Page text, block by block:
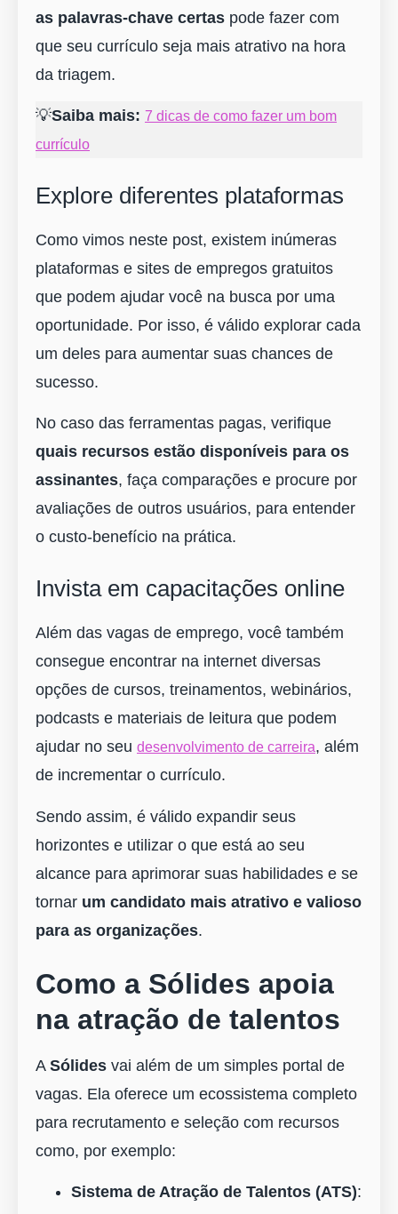
as palavras-chave certas pode fazer com
que seu currículo seja mais atrativo na hora
da triagem.
💡Saiba mais: 7 dicas de como fazer um bom
currículo
Explore diferentes plataformas
Como vimos neste post, existem inúmeras
plataformas e sites de empregos gratuitos
que podem ajudar você na busca por uma
oportunidade. Por isso, é válido explorar cada
um deles para aumentar suas chances de
sucesso.
No caso das ferramentas pagas, verifique
quais recursos estão disponíveis para os
assinantes, faça comparações e procure por
avaliações de outros usuários, para entender
o custo-benefício na prática.
Invista em capacitações online
Além das vagas de emprego, você também
consegue encontrar na internet diversas
opções de cursos, treinamentos, webinários,
podcasts e materiais de leitura que podem
ajudar no seu desenvolvimento de carreira, além
de incrementar o currículo.
Sendo assim, é válido expandir seus
horizontes e utilizar o que está ao seu
alcance para aprimorar suas habilidades e se
tornar um candidato mais atrativo e valioso
para as organizações.
Como a Sólides apoia
na atração de talentos
A Sólides vai além de um simples portal de
vagas. Ela oferece um ecossistema completo
para recrutamento e seleção com recursos
como, por exemplo:
Sistema de Atração de Talentos (ATS):